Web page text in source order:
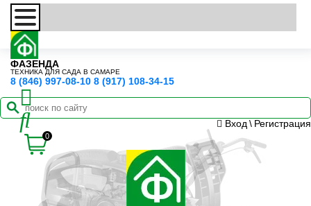
ФАЗЕНДА
ТЕХНИКА ДЛЯ САДА В САМАРЕ
8 (846) 997-08-10 8 (917) 108-34-15
0
Вход \ Регистрация